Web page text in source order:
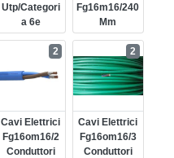
Utp/categori
A 6e
Fg16m16/240
Mm
Cavi Elettrici
Fg16om16/2
Conduttori
2
Cavi Elettrici
Fg16om16/3
Conduttori
2